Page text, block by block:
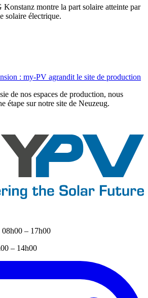
montre la part solaire atteinte par
solaire électrique.
: my-PV agrandit le site de production
de nos espaces de production, nous
étape sur notre site de Neuzeug.
– 17h00
– 14h00